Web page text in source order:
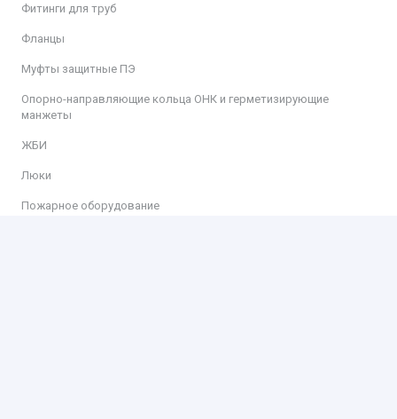
Фитинги для труб
Фланцы
Муфты защитные ПЭ
Опорно-направляющие кольца ОНК и герметизирующие
манжеты
ЖБИ
Люки
Пожарное оборудование